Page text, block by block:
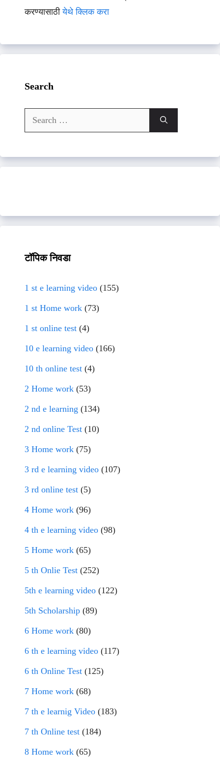
करण्यासाठीयेथे क्लिक करा
Search
Search
for:
टॉपिक निवडा
1 st e learning video (155)
1 st Home work (73)
1 st online test (4)
10 e learning video (166)
10 th online test (4)
2 Home work (53)
2 nd e learning (134)
2 nd online Test (10)
3 Home work (75)
3 rd e learning video (107)
3 rd online test (5)
4 Home work (96)
4 th e learning video (98)
5 Home work (65)
5 th Onlie Test (252)
5th e learning video (122)
5th Scholarship (89)
6 Home work (80)
6 th e learning video (117)
6 th Online Test (125)
7 Home work (68)
7 th e learnig Video (183)
7 th Online test (184)
8 Home work (65)